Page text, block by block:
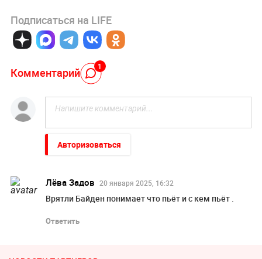
Подписаться на LIFE
Комментарий 1
Авторизоваться
Лёва Задов 20 января 2025, 16:32
Врятли Байден понимает что пьёт и с кем пьёт .
Ответить